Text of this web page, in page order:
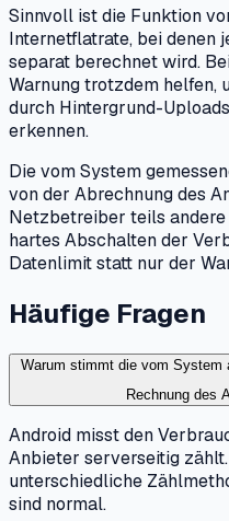
Sinnvoll ist die Funktion
Internetflatrate, bei denen
separat berechnet wird.
Warnung trotzdem helfen,
durch Hintergrund-
erkennen.
Die vom System
von der Abrechnung des
Netzbetreiber teils
hartes Abschalten der
Datenlimit statt nur der
Häufige Fragen
Warum stimmt die vom System
Rechnung des
Android misst den
Anbieter serverseitig
unterschiedliche
sind normal.